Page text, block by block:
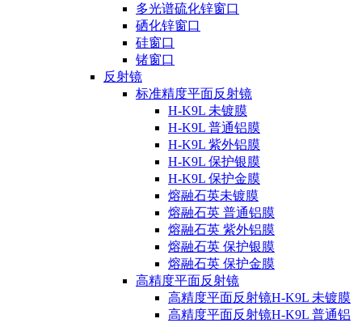
多光谱硫化锌窗口
硒化锌窗口
硅窗口
锗窗口
反射镜
标准精度平面反射镜
H-K9L 未镀膜
H-K9L 普通铝膜
H-K9L 紫外铝膜
H-K9L 保护银膜
H-K9L 保护金膜
熔融石英未镀膜
熔融石英 普通铝膜
熔融石英 紫外铝膜
熔融石英 保护银膜
熔融石英 保护金膜
高精度平面反射镜
高精度平面反射镜H-K9L 未镀膜
高精度平面反射镜H-K9L 普通铝